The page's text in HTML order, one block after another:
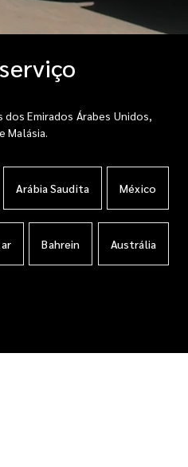
Emirados Árabes Unidos,
Malásia.
Arábia Saudita México
Bahrein Austrália